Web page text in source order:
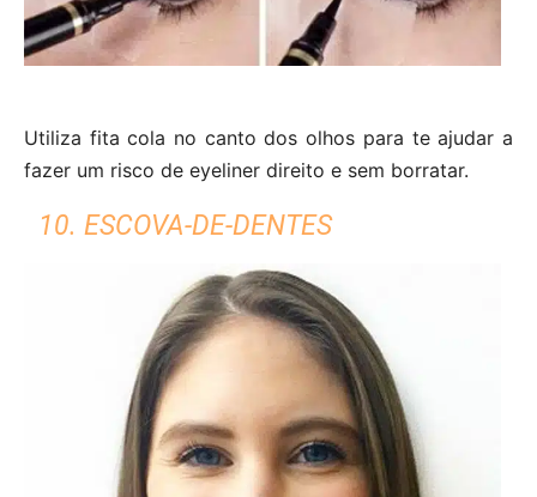
Utiliza fita cola no canto dos olhos para te ajudar a
fazer um risco de eyeliner direito e sem borratar.
10. ESCOVA-DE-DENTES